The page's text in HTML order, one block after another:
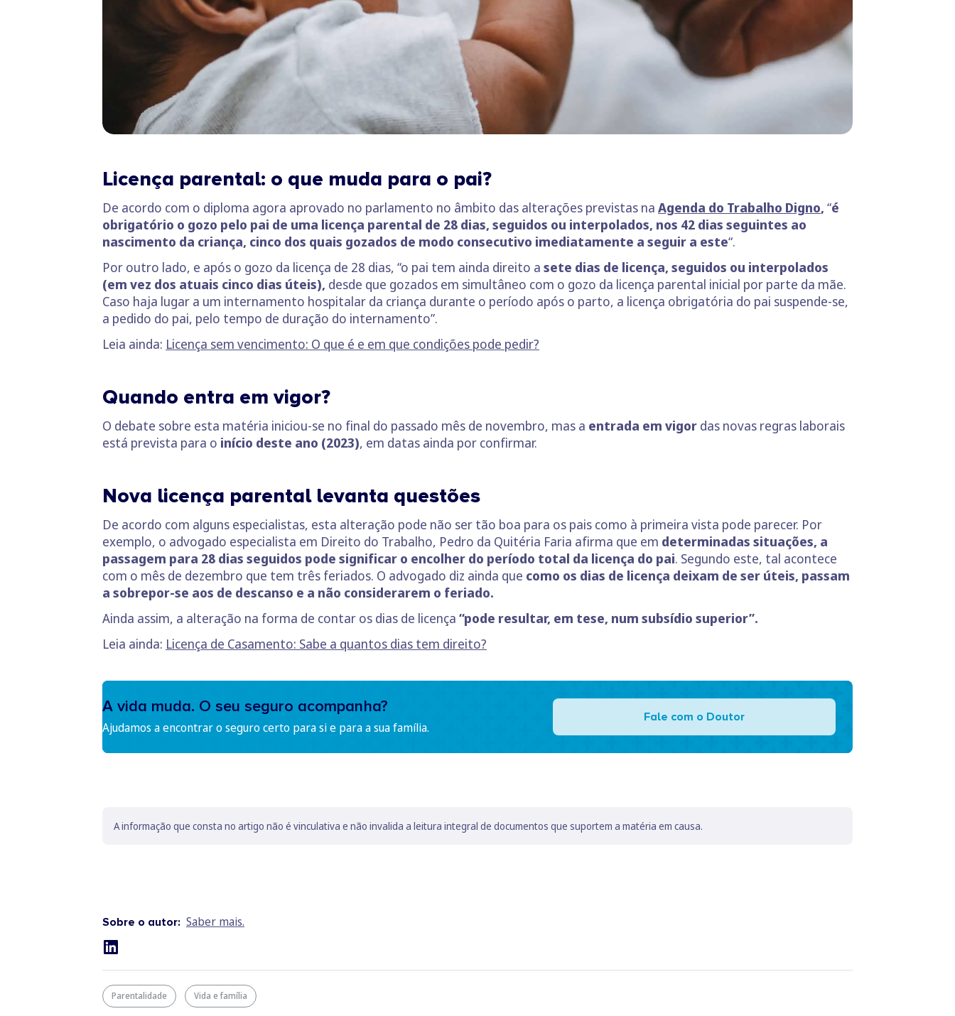
Licença parental: o que muda para o pai?
De acordo com o diploma agora aprovado no parlamento no âmbito das alterações previstas na Agenda do Trabalho Digno, “é
obrigatório o gozo pelo pai de uma licença parental de 28 dias, seguidos ou interpolados, nos 42 dias seguintes ao
nascimento da criança, cinco dos quais gozados de modo consecutivo imediatamente a seguir a este“.
Por outro lado, e após o gozo da licença de 28 dias, “o pai tem ainda direito a sete dias de licença, seguidos ou interpolados
(em vez dos atuais cinco dias úteis), desde que gozados em simultâneo com o gozo da licença parental inicial por parte da mãe.
Caso haja lugar a um internamento hospitalar da criança durante o período após o parto, a licença obrigatória do pai suspende-se,
a pedido do pai, pelo tempo de duração do internamento”.
Leia ainda: Licença sem vencimento: O que é e em que condições pode pedir?
Quando entra em vigor?
O debate sobre esta matéria iniciou-se no final do passado mês de novembro, mas a entrada em vigor das novas regras laborais
está prevista para o início deste ano (2023), em datas ainda por confirmar.
Nova licença parental levanta questões
De acordo com alguns especialistas, esta alteração pode não ser tão boa para os pais como à primeira vista pode parecer. Por
exemplo, o advogado especialista em Direito do Trabalho, Pedro da Quitéria Faria afirma que em determinadas situações, a
passagem para 28 dias seguidos pode significar o encolher do período total da licença do pai. Segundo este, tal acontece
com o mês de dezembro que tem três feriados. O advogado diz ainda que como os dias de licença deixam de ser úteis, passam
a sobrepor-se aos de descanso e a não considerarem o feriado.
Ainda assim, a alteração na forma de contar os dias de licença “pode resultar, em tese, num subsídio superior”.
Leia ainda: Licença de Casamento: Sabe a quantos dias tem direito?
A vida muda. O seu seguro acompanha?
Ajudamos a encontrar o seguro certo para si e para a sua família.
Fale com o Doutor
A informação que consta no artigo não é vinculativa e não invalida a leitura integral de documentos que suportem a matéria em causa.
Sobre o autor: Saber mais.
Parentalidade Vida e família